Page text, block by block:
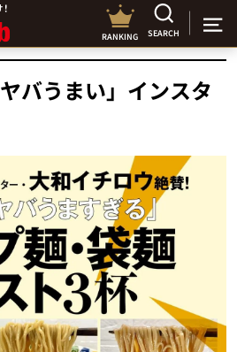
RANKING SEARCH
バうまい」インスタ